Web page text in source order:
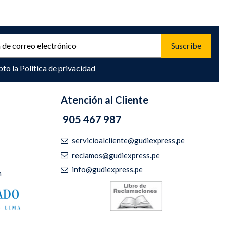
la Política de privacidad
Atención al Cliente
905 467 987
servicioalcliente@gudiexpress,pe
reclamos@gudiexpress.pe
info@gudiexpress.pe